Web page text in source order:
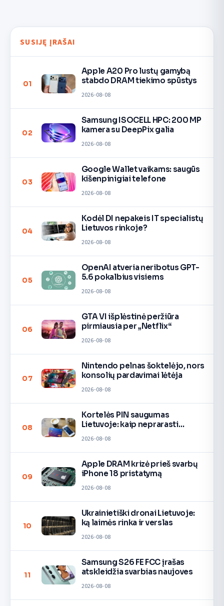
SUSIJĘ ĮRAŠAI
01
Apple A20 Pro lustų gamybą
stabdo DRAM tiekimo spūstys
2026-08-08
02
Samsung ISOCELL HPC: 200 MP
kamera su DeepPix galia
2026-08-08
03
Google Wallet vaikams: saugūs
kišenpinigiai telefone
2026-08-08
04
Kodėl DI nepakeis IT specialistų
Lietuvos rinkoje?
2026-08-08
05
OpenAI atveria neribotus GPT-
5.6 pokalbius visiems
2026-08-08
06
GTA VI išplėstinė peržiūra
pirmiausia per „Netflix“
2026-08-08
07
Nintendo pelnas šoktelėjo, nors
konsolių pardavimai lėtėja
2026-08-08
08
Kortelės PIN saugumas
Lietuvoje: kaip neprarasti
2026-08-08
09
Apple DRAM krizė prieš svarbų
iPhone 18 pristatymą
2026-08-08
10
Ukrainietiški dronai Lietuvoje:
ką laimės rinka ir verslas
2026-08-08
11
Samsung S26 FE FCC įrašas
atskleidžia svarbias naujoves
2026-08-08